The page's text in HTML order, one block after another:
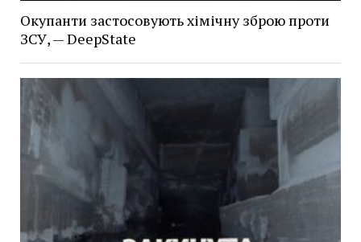
Окупанти застосовують хімічну зброю проти
ЗСУ, — DeepState